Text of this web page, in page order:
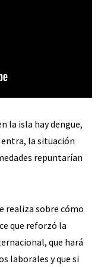
la isla hay dengue,
entra, la situación
repuntarían
realiza sobre cómo
que reforzó la
que hará
laborales y que si